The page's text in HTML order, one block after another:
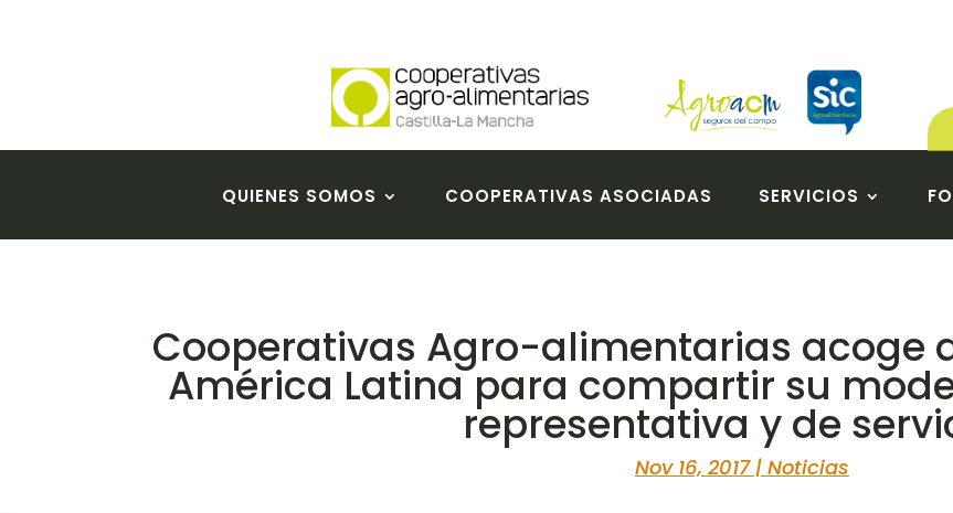
QUIENES SOMOS COOPERATIVAS ASOCIADAS SERVICIOS
Cooperativas Agro-alimentarias acoge
América Latina para compartir su
representativa y de
Nov 16, 2017| Noticias